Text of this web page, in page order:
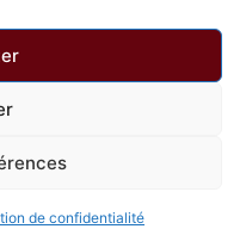
de confidentialité
droits réservés.